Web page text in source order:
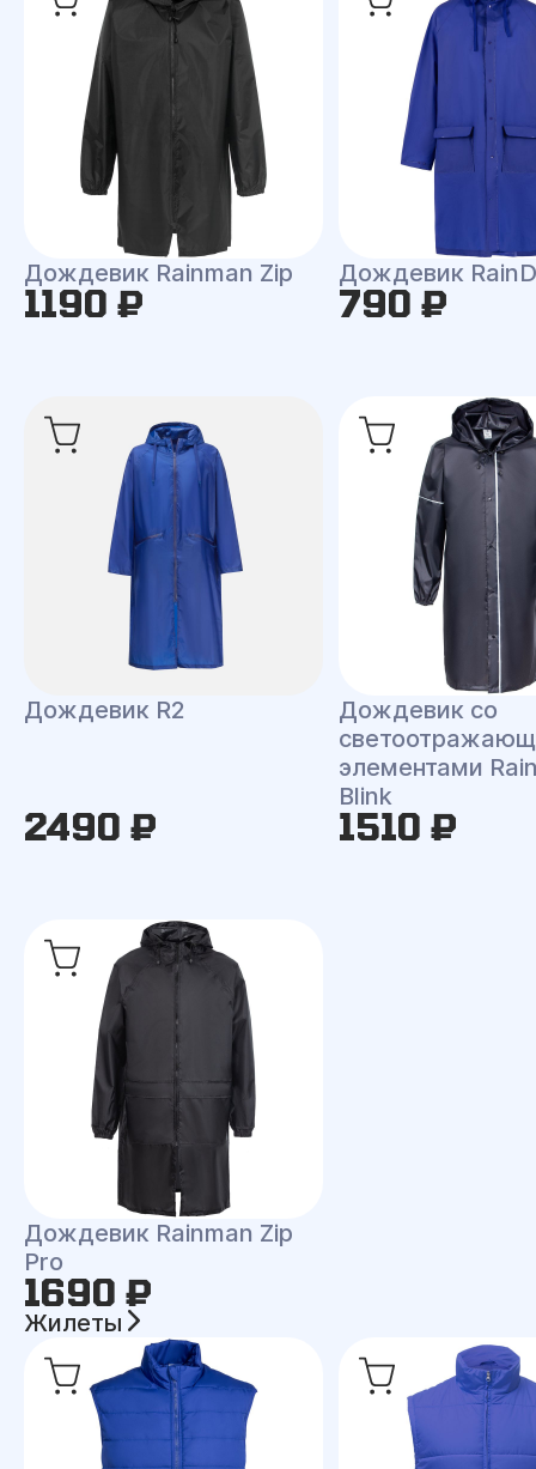
Дождевик Rainman Zip
1190 ₽
Дождевик
790 ₽
Дождевик R2
2490 ₽
Дождевик со
элементами
Blink
1510 ₽
Дождевик Rainman Zip
Pro
1690 ₽
Жилеты